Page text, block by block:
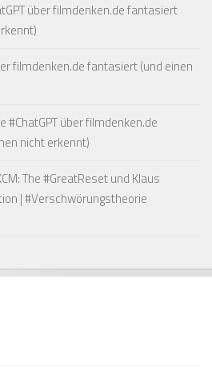
über filmdenken.de fantasiert
filmdenken.de fantasiert (und einen
#ChatGPT über filmdenken.de
nicht erkennt)
The #GreatReset und Klaus
| #Verschwörungstheorie